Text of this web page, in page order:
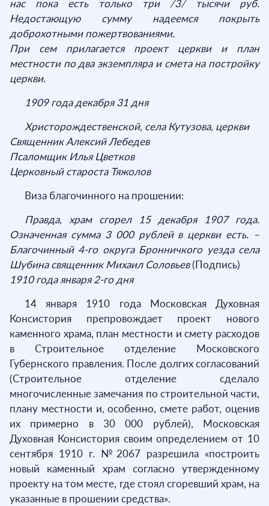
нас пока есть только три /3/ тысячи руб.
Недостающую сумму надеемся покрыть
доброхотными пожертвованиями.
При сем прилагается проект церкви и план
местности по два экземпляра и смета на постройку
церкви.
1909 года декабря 31 дня
Христорождественской, села Кутузова, церкви
Священник Алексий Лебедев
Псаломщик Илья Цветков
Церковный староста Тяжолов
Виза благочинного на прошении:
Правда, храм сгорел 15 декабря 1907 года.
Означенная сумма 3 000 рублей в церкви есть. –
Благочинный 4-го округа Бронничкого уезда села
Шубина священник Михаил Соловьев(Подпись)
1910 года января 2-го дня
14 января 1910 года Московская Духовная
Консистория препровождает проект нового
каменного храма, план местности и смету расходов
в Строительное отделение Московского
Губернского правления. После долгих согласований
(Строительное отделение сделало
многочисленные замечания по строительной части,
плану местности и, особенно, смете работ, оценив
их примерно в 30 000 рублей), Московская
Духовная Консистория своим определением от 10
сентября 1910 г. №2067 разрешила «построить
новый каменный храм согласно утвержденному
проекту на том месте, где стоял сгоревший храм, на
указанные в прошении средства».